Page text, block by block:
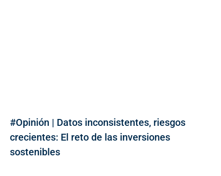
#Opinión | Datos inconsistentes, riesgos
crecientes: El reto de las inversiones
sostenibles